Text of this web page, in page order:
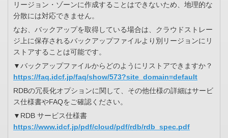
リージョン・ゾーンに作成することはできないため、地理的な
分散には対応できません。
なお、バックアップを取得している場合は、クラウドストレー
ジ上に保存されるバックアップファイルより別リージョンにリ
ストアすることは可能です。
▼バックアップファイルからどのようにリストアできますか？
https://faq.idcf.jp/faq/show/573?site_domain=default
RDBの冗長化オプションに関して、その他仕様の詳細はサービ
ス仕様書やFAQをご確認ください。
▼RDB サービス仕様書
https://www.idcf.jp/pdf/cloud/pdf/rdb/rdb_spec.pdf